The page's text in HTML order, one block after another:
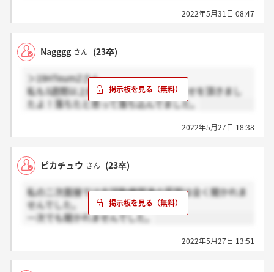
2022年5月31日 08:47
Nagggg さん (23卒)
＞19HTeumZさん
私も3週間以上経ってから合格のお知らせを頂きまし
たよ！落ちたと思って落ち込んでました。
2022年5月27日 18:38
ピカチュウ さん (23卒)
私の二次面接では志望動機関連の質問は全く聞かれま
せんでした。
一次でも聞かれませんでした。
2022年5月27日 13:51